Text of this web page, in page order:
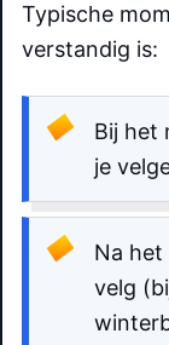
Typische
verstandig is:
Bij het
je
Na het
velg